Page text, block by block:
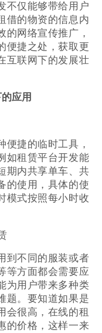
不仅能够带给用户
借的物资的信息内
的网络宣传推广，
便捷之处，获取更
互联网下的发展壮
应用
便捷的临时工具，
如租赁平台开发能
期内共享单车、共
的使用，具体的使
模式按照每小时收
到不同的服装或者
等方面都会需要应
为用户带来多种类
题。要知道如果是
会很高，在线的租
的价格，这样一来